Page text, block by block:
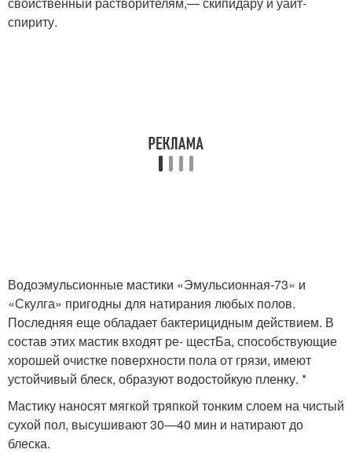
спириту.
Водоэмульсионные мастики «Эмульсионная-73» и
«Скулга» пригодны для натирания любых полов.
Последняя еще облада­ет бактерицидным действием. В
состав этих мастик входят ре- щестБа, способствующие
хоро­шей очистке поверхности пола от грязи, имеют
устойчивый блеск, образуют водостойкую пленку. *
Мастику наносят мягкой тряпкой тонким слоем на чис­тый
сухой пол, высушивают 30—40 мин и натирают до
блеска.